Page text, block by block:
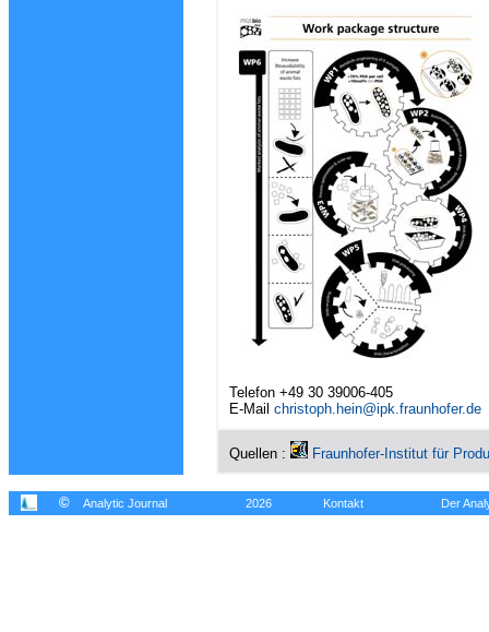
Telefon +49 30 39006-405
E-Mail christoph.hein@ipk.fraunhofer.de
Quellen : Fraunhofer-Institut für
© Analytic Journal 2026 Kontakt Der